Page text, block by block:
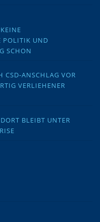
POLITIK UND
SCHON
CSD-ANSCHLAG VOR
VERLIEHENER
BLEIBT UNTER